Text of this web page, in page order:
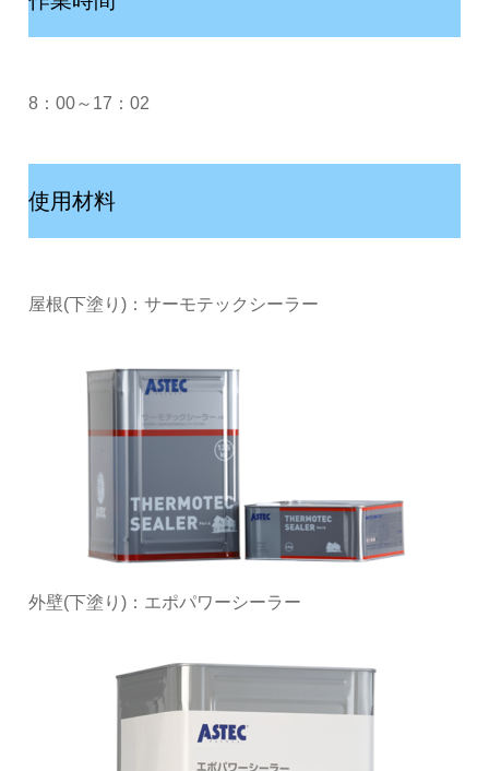
8：00～17：02
使用材料
屋根(下塗り)：サーモテックシーラー
外壁(下塗り)：エポパワーシーラー